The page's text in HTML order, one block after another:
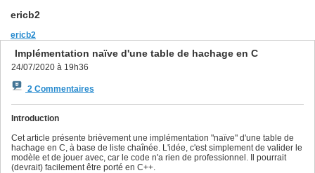
ericb2
ericb2
Implémentation naïve d'une table de hachage en C
24/07/2020 à 19h36
2 Commentaires
Introduction
Cet article présente brièvement une implémentation "naïve" d'une table de
hachage en C, à base de liste chaînée. L'idée, c'est simplement de valider le
modèle et de jouer avec, car le code n'a rien de professionnel. Il pourrait
(devrait) facilement être porté en C++.